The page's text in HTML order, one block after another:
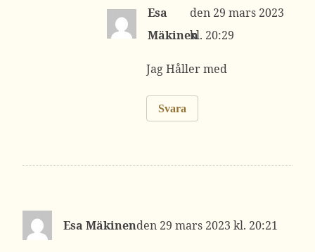
Esa
Mäkinen
29 mars 2023
kl. 20:29
Jag Håller med
Svara
Esa Mäkinen 29 mars 2023 kl. 20:21